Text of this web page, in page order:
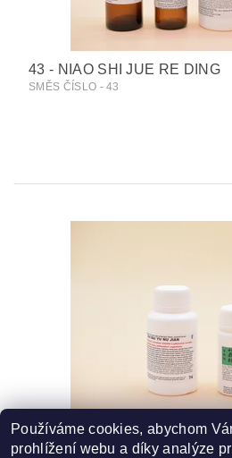
43 - NIAO SHI JUE RE DING
SMĚS ČÍSLO - 43
74 - ZHI BAI YU NU JIAN
SMĚS ČÍSLO - 74
Používáme cookies, abychom
prohlížení webu a díky analýze